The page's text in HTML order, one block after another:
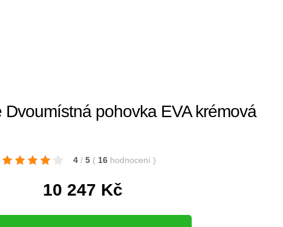
Dvoumístná pohovka EVA krémová
4 / 5 ( 16 hodnocení )
10 247 Kč